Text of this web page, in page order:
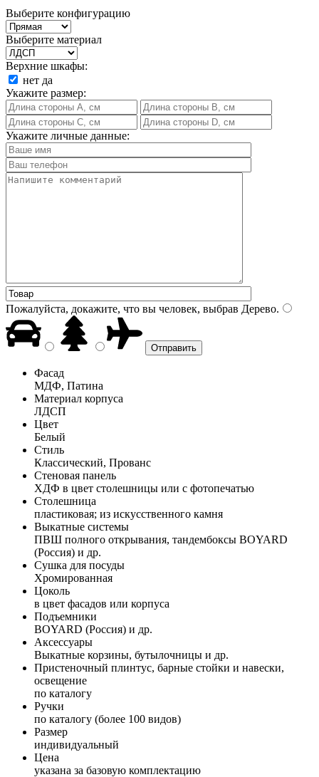
Выберите конфигурацию
Выберите материал
Верхние шкафы:
нет да
Укажите размер:
Укажите личные данные:
Пожалуйста, докажите, что вы человек, выбрав Дерево.
Фасад
МДФ, Патина
Материал корпуса
ЛДСП
Цвет
Белый
Стиль
Классический, Прованс
Стеновая панель
ХДФ в цвет столешницы или с фотопечатью
Столешница
пластиковая; из искусственного камня
Выкатные системы
ПВШ полного открывания, тандембоксы BOYARD
(Россия) и др.
Сушка для посуды
Хромированная
Цоколь
в цвет фасадов или корпуса
Подъемники
BOYARD (Россия) и др.
Аксессуары
Выкатные корзины, бутылочницы и др.
Пристеночный плинтус, барные стойки и навески,
освещение
по каталогу
Ручки
по каталогу (более 100 видов)
Размер
индивидуальный
Цена
указана за базовую комплектацию